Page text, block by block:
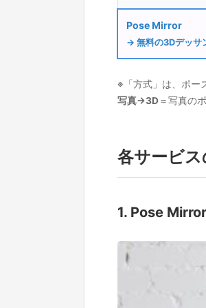
Pose Mirror
→ 無料の3Dデッサ
※「方式」は、ポー
写真→3D ＝写真の
各サービ
1. Pose